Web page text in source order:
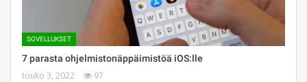
SOVELLUKSET
7 parasta ohjelmistonäppäimistöä iOS:lle
touko 3, 2022 97